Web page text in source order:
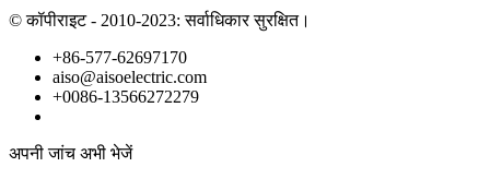
© कॉपीराइट - 2010-2023: सर्वाधिकार सुरक्षित।
+86-577-62697170
aiso@aisoelectric.com
+0086-13566272279
अपनी जांच अभी भेजें